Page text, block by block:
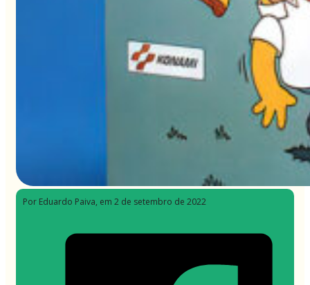
Por Eduardo Paiva, em 2 de setembro de 2022